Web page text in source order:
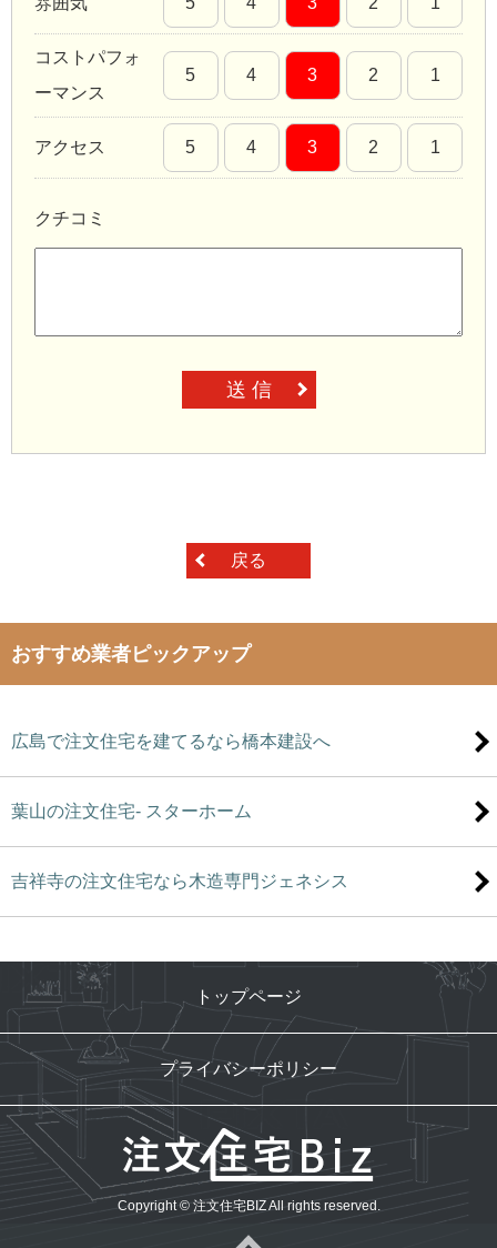
コストパフォ
ーマンス
5 4 3 2 1
アクセス 5 4 3 2 1
クチコミ
送 信
戻る
おすすめ業者ピックアップ
広島で注文住宅を建てるなら橋本建設へ
葉山の注文住宅- スターホーム
吉祥寺の注文住宅なら木造専門ジェネシス
トップページ
プライバシーポリシー
Copyright © 注文住宅BIZ All rights reserved.